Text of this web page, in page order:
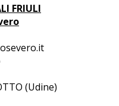
FRIULI
(Udine)